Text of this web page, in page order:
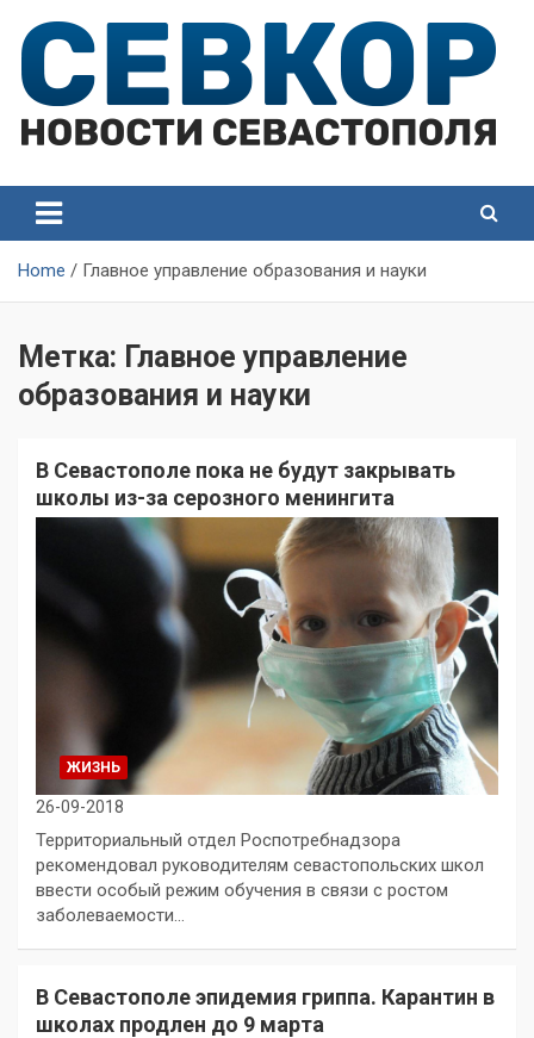
content
Севастополя
Севастополя
Home Главное управление образования и науки
Метка: Главное управление
образования и науки
В Севастополе пока не будут закрывать
школы из-за серозного менингита
ЖИЗНЬ
26-09-2018
Территориальный отдел Роспотребнадзора
рекомендовал руководителям севастопольских школ
ввести особый режим обучения в связи с ростом
заболеваемости…
В Севастополе эпидемия гриппа. Карантин в
школах продлен до 9 марта